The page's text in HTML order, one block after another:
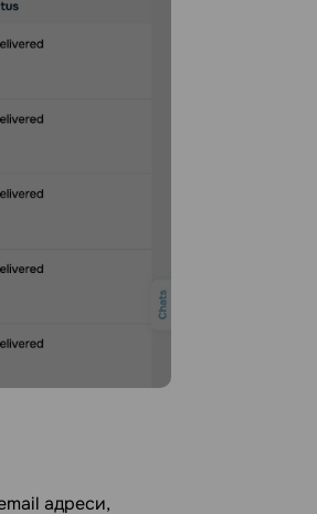
адреси,